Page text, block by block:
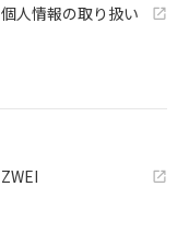
個人情報の取り扱い
ZWEI